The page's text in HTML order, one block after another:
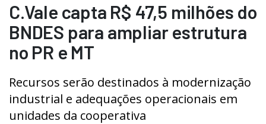
C.Vale capta R$ 47,5 milhões do
BNDES para ampliar estrutura
no PR e MT
Recursos serão destinados à modernização
industrial e adequações operacionais em
unidades da cooperativa